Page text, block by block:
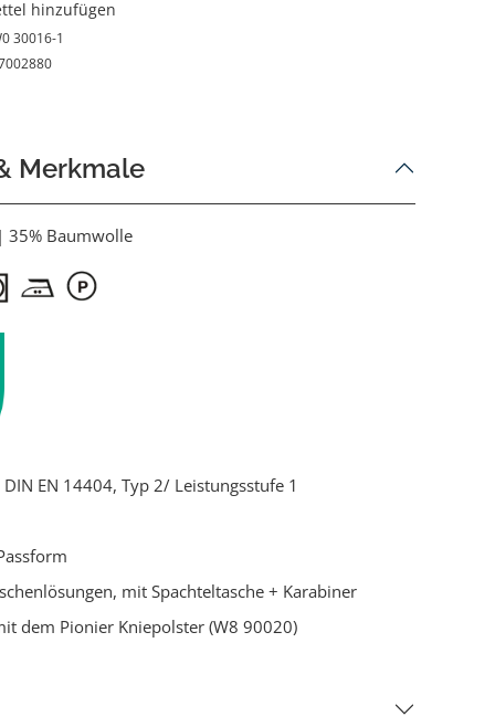
hinzufügen
30016-1
Merkmale
35% Baumwolle
EN 14404, Typ 2/ Leistungsstufe 1
mit Spachteltasche + Karabiner
dem Pionier Kniepolster (W8 90020)